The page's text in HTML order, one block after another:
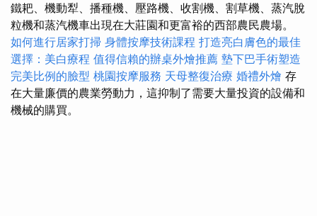
鐵耙、機動犁、播種機、壓路機、收割機、割草機、蒸汽脫
粒機和蒸汽機車出現在大莊園和更富裕的西部農民農場。
如何進行居家打掃 身體按摩技術課程 打造亮白膚色的最佳
選擇：美白療程 值得信賴的辦桌外燴推薦 墊下巴手術塑造
完美比例的臉型 桃園按摩服務 天母整復治療 婚禮外燴 存
在大量廉價的農業勞動力，這抑制了需要大量投資的設備和
機械的購買。